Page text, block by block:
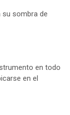
su sombra de
en todo
en el